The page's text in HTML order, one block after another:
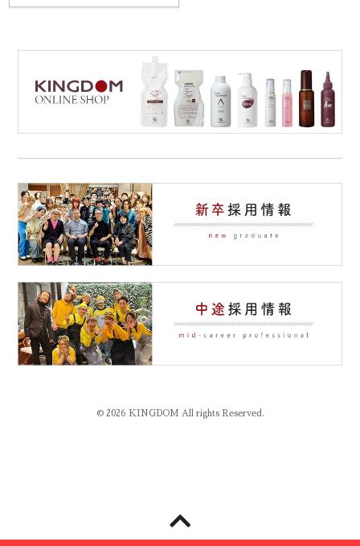
© 2026 KINGDOM All rights Reserved.